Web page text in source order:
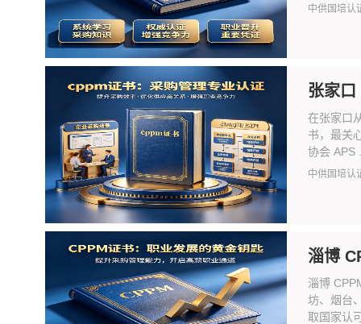
中供国培认
张家口
在张家口
书，最关
协会 APS ...
中供国培认
淄博
淄博
坊、烟台
取国家认